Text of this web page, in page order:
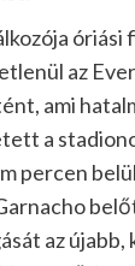
óriási
az
ami
a
percen
az újabb,